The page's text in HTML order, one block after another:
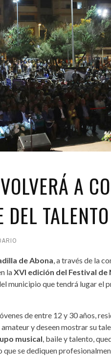
GASTRO
FORMATIVO
A
DEL
de Abona , a través de la
laXVI edición del Festival de
municipio que tendrá lugar el
de entre 12 y 30 años,
y deseen mostrar su
musical , baile y talento,
que se dediquen